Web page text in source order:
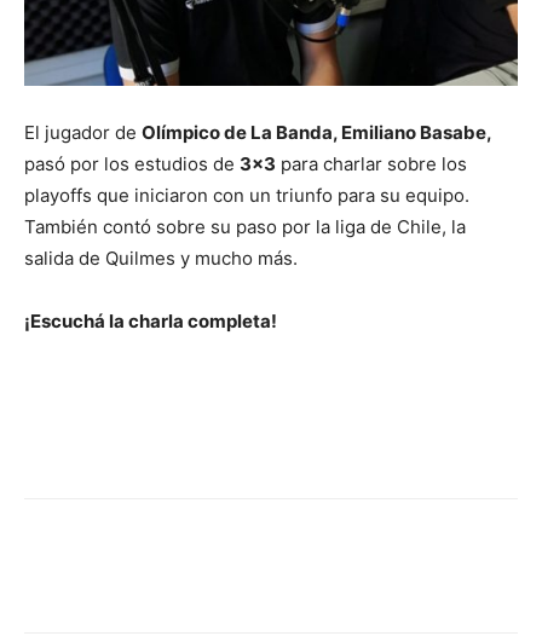
El jugador de Olímpico de La Banda, Emiliano Basabe,
pasó por los estudios de 3×3 para charlar sobre los
playoffs que iniciaron con un triunfo para su equipo.
También contó sobre su paso por la liga de Chile, la
salida de Quilmes y mucho más.
¡Escuchá la charla completa!